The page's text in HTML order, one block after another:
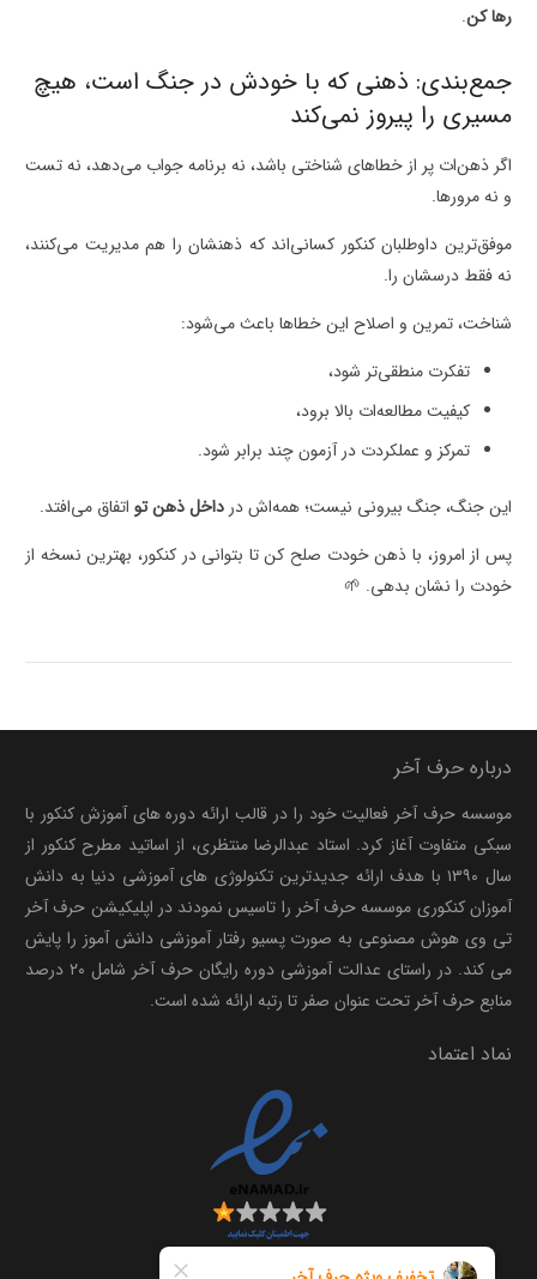
رها کن.
جمع‌بندی: ذهنی که با خودش در جنگ است، هیچ
مسیری را پیروز نمی‌کند
اگر ذهن‌ات پر از خطاهای شناختی باشد، نه برنامه جواب می‌دهد، نه تست
و نه مرورها.
موفق‌ترین داوطلبان کنکور کسانی‌اند که ذهنشان را هم مدیریت می‌کنند،
نه فقط درسشان را.
شناخت، تمرین و اصلاح این خطاها باعث می‌شود:
تفکرت منطقی‌تر شود،
کیفیت مطالعه‌ات بالا برود،
تمرکز و عملکردت در آزمون چند برابر شود.
این جنگ، جنگ بیرونی نیست؛ همه‌اش در داخل ذهن تو اتفاق می‌افتد.
پس از امروز، با ذهن خودت صلح کن تا بتوانی در کنکور، بهترین نسخه از
خودت را نشان بدهی. 🌱
درباره حرف آخر
موسسه حرف آخر فعالیت خود را در قالب ارائه دوره های آموزش کنکور با
سبکی متفاوت آغاز کرد. استاد عبدالرضا منتظری، از اساتید مطرح کنکور از
سال ۱۳۹۰ با هدف ارائه جدیدترین تکنولوژی های آموزشی دنیا به دانش
آموزان کنکوری موسسه حرف آخر را تاسیس نمودند در اپلیکیشن حرف آخر
تی وی هوش مصنوعی به صورت پسیو رفتار آموزشی دانش آموز را پایش
می کند. در راستای عدالت آموزشی دوره رایگان حرف آخر شامل ۲۰ درصد
منابع حرف آخر تحت عنوان صفر تا رتبه ارائه شده است.
نماد اعتماد